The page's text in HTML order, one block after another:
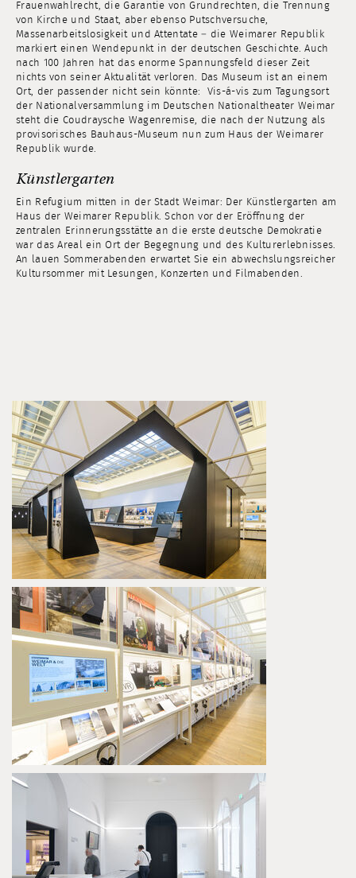
Frauenwahlrecht, die Garantie von Grundrechten, die Trennung
von Kirche und Staat, aber ebenso Putschversuche,
Massenarbeitslosigkeit und Attentate – die Weimarer Republik
markiert einen Wendepunkt in der deutschen Geschichte. Auch
nach 100 Jahren hat das enorme Spannungsfeld dieser Zeit
nichts von seiner Aktualität verloren. Das Museum ist an einem
Ort, der passender nicht sein könnte: Vis-á-vis zum Tagungsort
der Nationalversammlung im Deutschen Nationaltheater Weimar
steht die Coudraysche Wagenremise, die nach der Nutzung als
provisorisches Bauhaus-Museum nun zum Haus der Weimarer
Republik wurde.
Künstlergarten
Ein Refugium mitten in der Stadt Weimar: Der Künstlergarten am
Haus der Weimarer Republik. Schon vor der Eröffnung der
zentralen Erinnerungsstätte an die erste deutsche Demokratie
war das Areal ein Ort der Begegnung und des Kulturerlebnisses.
An lauen Sommerabenden erwartet Sie ein abwechslungsreicher
Kultursommer mit Lesungen, Konzerten und Filmabenden.